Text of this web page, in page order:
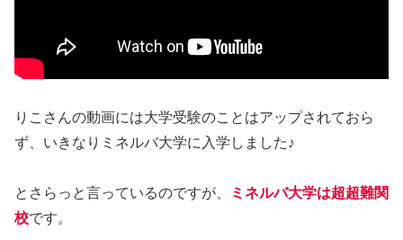
りこさんの動画には大学受験のことはアップされておら
ず、いきなりミネルバ大学に入学しました♪
とさらっと言っているのですが、
ミネルバ大学は超超難関
校です。